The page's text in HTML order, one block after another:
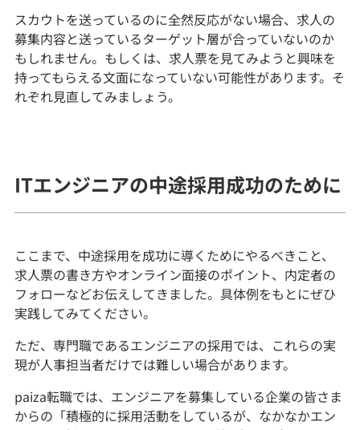
スカウトを送っているのに全然反応がない場合、求人の
募集内容と送っているターゲット層が合っていないのか
もしれません。もしくは、求人票を見てみようと興味を
持ってもらえる文面になっていない可能性があります。そ
れぞれ見直してみましょう。
ITエンジニアの中途採用成功のために
ここまで、中途採用を成功に導くためにやるべきこと、
求人票の書き方やオンライン面接のポイント、内定者の
フォローなどお伝えしてきました。具体例をもとにぜひ
実践してみてください。
ただ、専門職であるエンジニアの採用では、これらの実
現が人事担当者だけでは難しい場合があります。
paiza転職では、エンジニアを募集している企業の皆さま
からの「積極的に採用活動をしているが、なかなかエン